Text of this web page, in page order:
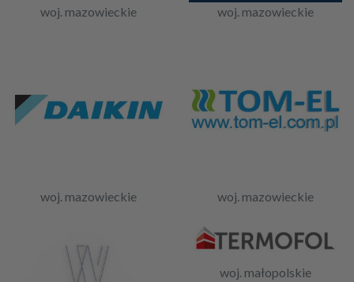
woj. mazowieckie woj. mazowieckie
woj. mazowieckie woj. mazowieckie
woj. małopolskie